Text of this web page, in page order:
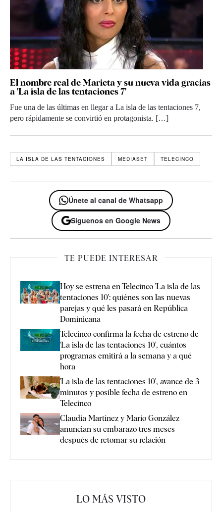
El nombre real de Marieta y su nueva vida gracias
a 'La isla de las tentaciones 7'
Fue una de las últimas en llegar a La isla de las tentaciones 7,
pero rápidamente se convirtió en protagonista. […]
LA ISLA DE LAS TENTACIONES MEDIASET TELECINCO
Únete al canal de Whatsapp
Síguenos en Google News
TE PUEDE INTERESAR
Hoy se estrena en Telecinco 'La isla de las
tentaciones 10': quiénes son las nuevas
parejas y qué les pasará en República
Dominicana
Telecinco confirma la fecha de estreno de
'La isla de las tentaciones 10', cuántos
programas emitirá a la semana y a qué
hora
'La isla de las tentaciones 10', avance de 3
minutos y posible fecha de estreno en
Telecinco
Claudia Martínez y Mario González
anuncian su embarazo tres meses
después de retomar su relación
LO MÁS VISTO